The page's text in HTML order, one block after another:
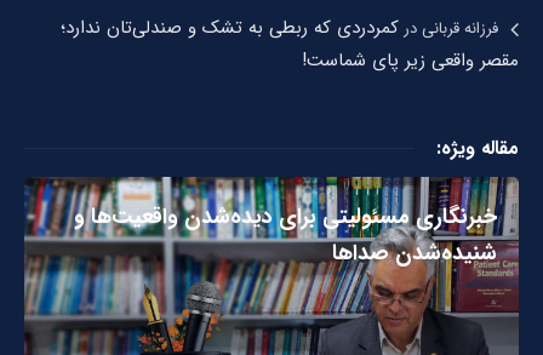
فرزانه قربانیدرکمردردی که ربطی به تشک و صندلی‌تان ندارد؛
مقصر واقعی زیر پای شماست!
مقاله ویژه:
خبرنگاری مسئولیتی برای دیده‌شدن واقعیت‌ها و
شنیده‌شدن صداها